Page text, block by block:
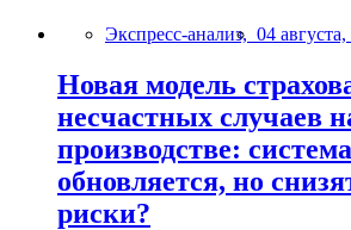
Экспресс-анализ, 04
Новая модель
несчастных случаев
производстве: система
обновляется, но
риски?